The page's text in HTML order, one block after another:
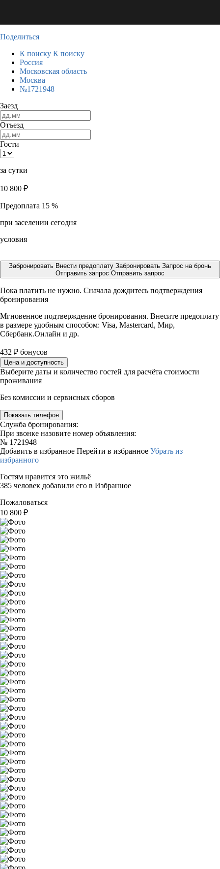
Поделиться
К поиску К поиску
Россия
Московская область
Москва
№1721948
Заезд
Отъезд
Гости
за сутки
10 800 ₽
Предоплата 15 %
при заселении сегодня
условия
Забронировать Внести предоплату Забронировать Запрос на бронь
Отправить запрос Отправить запрос
Пока платить не нужно. Сначала дождитесь подтверждения
бронирования
Мгновенное подтверждение бронирования. Внесите предоплату
в размере удобным способом: Visa, Mastercard, Мир,
Сбербанк.Онлайн и др.
432 ₽ бонусов
Цена и доступность
Выберите даты и количество гостей для расчёта стоимости
проживания
Без комиссии и сервисных сборов
Показать телефон
Служба бронирования:
При звонке назовите номер объявления:
№ 1721948
Добавить в избранное Перейти в избранное Убрать из
избранного
Гостям нравится это жильё
385 человек добавили его в Избранное
Пожаловаться
10 800 ₽